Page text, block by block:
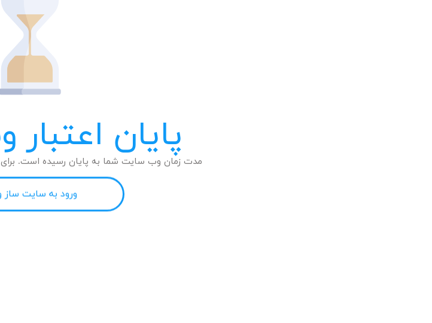
پایان
مدت زمان وب سایت شما به پایان رسیده است. برای
ورود به سایت ساز